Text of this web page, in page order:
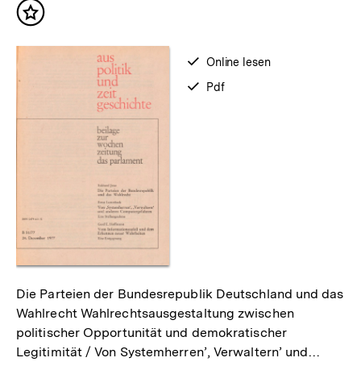
Inhalt
verfügbar
Online lesen
verfügbar
Pdf
Die Parteien der Bundesrepublik Deutschland und das
Wahlrecht Wahlrechtsausgestaltung zwischen
politischer Opportunität und demokratischer
Legitimität / Von Systemherren’, Verwaltern’ und…